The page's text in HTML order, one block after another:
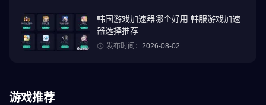
无需 Wi-Fi 或互联网连接即可玩游戏。
*参加比赛以及玩附加内容需连接网络。
韩国游戏加速器哪个好用 韩服游戏加速
器选择推荐
发布时间： 2026-08-02
游戏推荐